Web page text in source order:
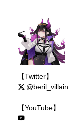
【Twitter】
@beril_villain
【YouTube】